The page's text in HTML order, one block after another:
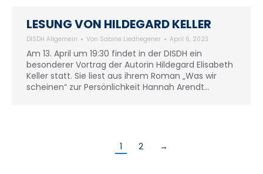
LESUNG VON HILDEGARD KELLER
DISDH Allgemein Von Sabine Liedhegener April 6, 2023
Am 13. April um 19:30 findet in der DISDH ein
besonderer Vortrag der Autorin Hildegard Elisabeth
Keller statt. Sie liest aus ihrem Roman „Was wir
scheinen“ zur Persönlichkeit Hannah Arendt…
1 2 →